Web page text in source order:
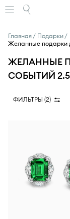
Главная
Подарки
Желанные подарки
ЖЕЛАННЫЕ
СОБЫТИЙ
ФИЛЬТРЫ (2)